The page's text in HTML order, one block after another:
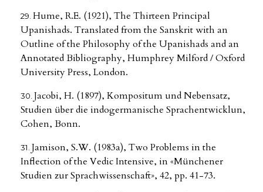
Hume, R.E. (1921), The Thirteen Principal
Upanishads. Translated from the Sanskrit with an
Outline of the Philosophy of the Upanishads and an
Annotated Bibliography, Humphrey Milford / Oxford
University Press, London.
Jacobi, H. (1897), Kompositum und Nebensatz,
Studien über die indogermanische Sprachentwicklun,
Cohen, Bonn.
Jamison, S.W. (1983a), Two Problems in the
Inflection of the Vedic Intensive, in «Münchener
Studien zur Sprachwissenschaft», 42, pp. 41-73.